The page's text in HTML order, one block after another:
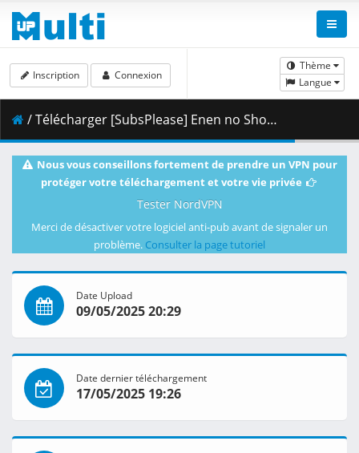
Thème
Langue
Inscription Connexion
/ Télécharger [SubsPlease] Enen no Shouboutai S3 - 06 (1080p) [1E3F34BC].mkv.001 ( 475.06 MB )
Nous vous conseillons fortement de prendre un VPN pour
protéger votre téléchargement et votre vie privée
Tester NordVPN
Merci de désactiver votre logiciel anti-pub avant de signaler un
problème. Consulter la page tutoriel
Date Upload
09/05/2025 20:29
Date dernier téléchargement
17/05/2025 19:26